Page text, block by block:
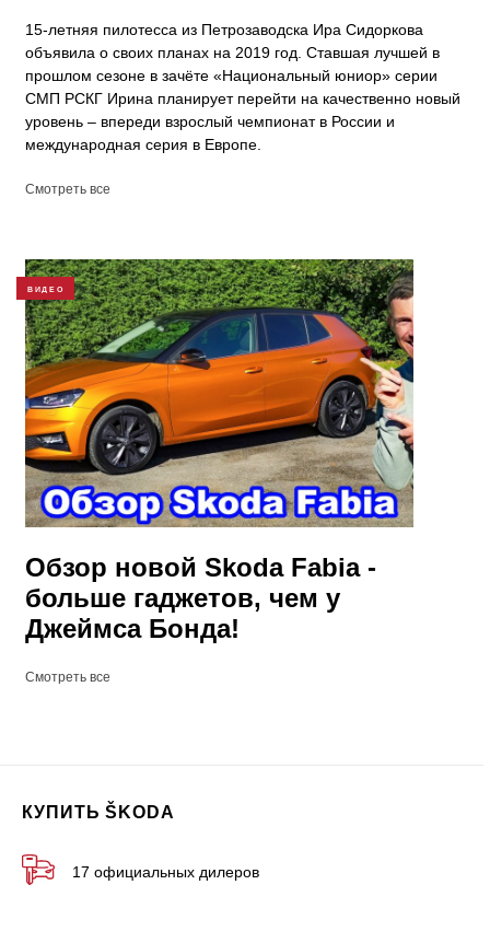
15-летняя пилотесса из Петрозаводска Ира Сидоркова
объявила о своих планах на 2019 год. Ставшая лучшей в
прошлом сезоне в зачёте «Национальный юниор» серии
СМП РСКГ Ирина планирует перейти на качественно новый
уровень – впереди взрослый чемпионат в России и
международная серия в Европе.
Смотреть все
ВИДЕО
Обзор новой Skoda Fabia ‐
больше гаджетов, чем у
Джеймса Бонда!
Смотреть все
КУПИТЬ ŠKODA
17 официальных дилеров